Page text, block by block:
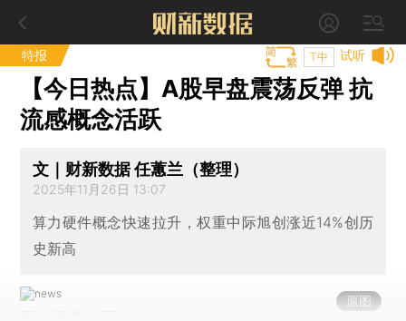
特报 试听
T中
【今日热点】A股早盘震荡反弹 抗
流感概念活跃
文｜财新数据 任蕙兰（整理）
2025年11月26日 13:07
算力硬件概念快速拉升，权重中际旭创涨近14%创历
史新高
原图